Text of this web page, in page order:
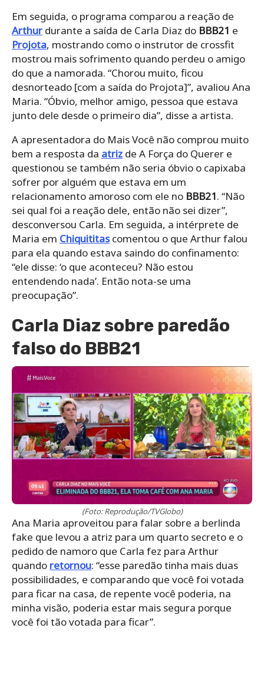
Em seguida, o programa comparou a reação de
Arthur durante a saída de Carla Diaz do BBB21 e
Projota, mostrando como o instrutor de crossfit
mostrou mais sofrimento quando perdeu o amigo
do que a namorada. “Chorou muito, ficou
desnorteado [com a saída do Projota]”, avaliou Ana
Maria. “Óbvio, melhor amigo, pessoa que estava
junto dele desde o primeiro dia”, disse a artista.
A apresentadora do Mais Você não comprou muito
bem a resposta da atriz de A Força do Querer e
questionou se também não seria óbvio o capixaba
sofrer por alguém que estava em um
relacionamento amoroso com ele no BBB21. “Não
sei qual foi a reação dele, então não sei dizer”,
desconversou Carla. Em seguida, a intérprete de
Maria em Chiquititascomentou o que Arthur falou
para ela quando estava saindo do confinamento:
“ele disse: ‘o que aconteceu? Não estou
entendendo nada’. Então nota-se uma
preocupação”.
Carla Diaz sobre paredão
falso do BBB21
(Foto: Reprodução/TVGlobo)
Ana Maria aproveitou para falar sobre a berlinda
fake que levou a atriz para um quarto secreto e o
pedido de namoro que Carla fez para Arthur
quando retornou: “esse paredão tinha mais duas
possibilidades, e comparando que você foi votada
para ficar na casa, de repente você poderia, na
minha visão, poderia estar mais segura porque
você foi tão votada para ficar”.